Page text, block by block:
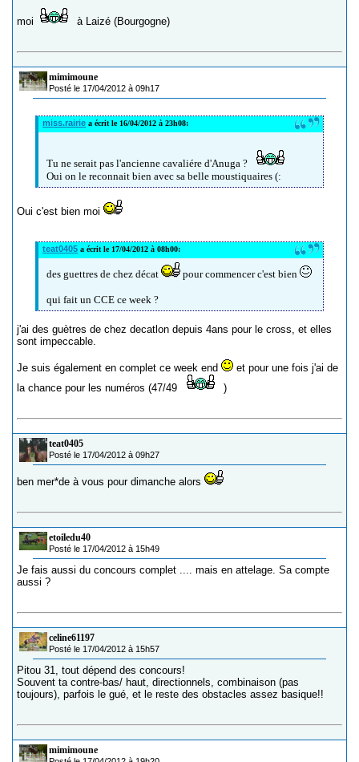
moi à Laizé (Bourgogne)
mimimoune
Posté le 17/04/2012 à 09h17
miss.rairie a écrit le 16/04/2012 à 23h08:
Tu ne serait pas l'ancienne cavaliére d'Anuga ?
Oui on le reconnait bien avec sa belle moustiquaires (:
Oui c'est bien moi
teat0405 a écrit le 17/04/2012 à 08h00:
des guettres de chez décat pour commencer c'est bien
qui fait un CCE ce week ?
j'ai des guètres de chez decatlon depuis 4ans pour le cross, et elles
sont impeccable.
Je suis également en complet ce week end
et pour une fois j'ai de
la chance pour les numéros (47/49
)
teat0405
Posté le 17/04/2012 à 09h27
ben mer*de à vous pour dimanche alors
etoiledu40
Posté le 17/04/2012 à 15h49
Je fais aussi du concours complet .... mais en attelage. Sa compte
aussi ?
celine61197
Posté le 17/04/2012 à 15h57
Pitou 31, tout dépend des concours!
Souvent ta contre-bas/ haut, directionnels, combinaison (pas
toujours), parfois le gué, et le reste des obstacles assez basique!!
mimimoune